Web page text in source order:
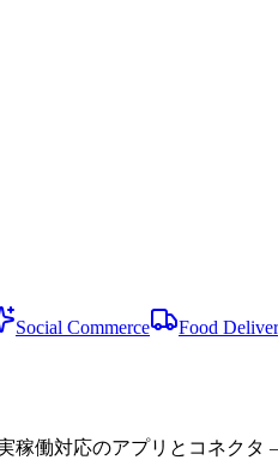
Social Commerce Food
稼働対応のアプリとコネクタ